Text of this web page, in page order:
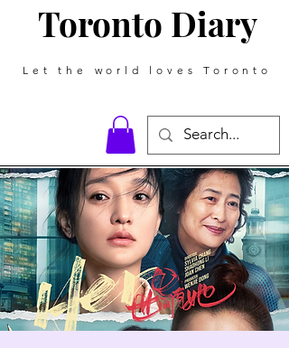
Toronto Diary
Let the world loves Toronto